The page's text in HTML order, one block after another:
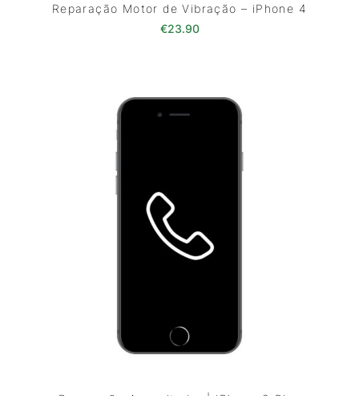
Reparação Motor de Vibração – iPhone 4
€23.90